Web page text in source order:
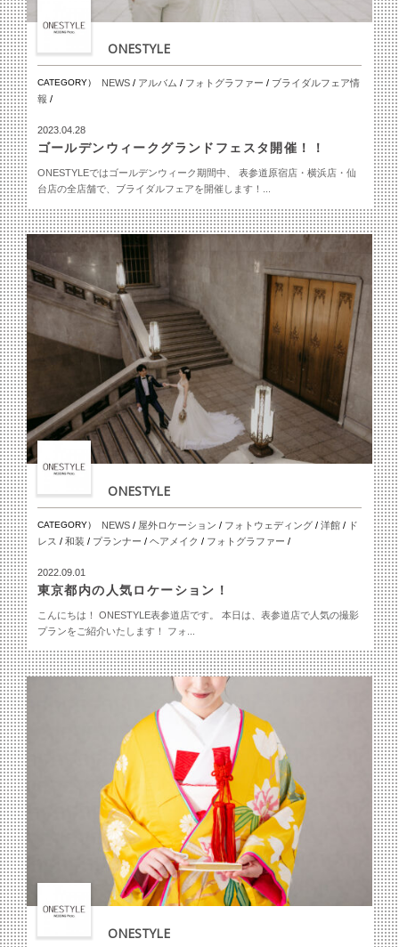
ONESTYLE
CATEGORY） NEWS/ アルバム / フォトグラファー / ブライダルフェア情
報 /
2023.04.28
ゴールデンウィークグランドフェスタ開催！！
ONESTYLEではゴールデンウィーク期間中、 表参道原宿店・横浜店・仙
台店の全店舗で、ブライダルフェアを開催します！...
ONESTYLE
CATEGORY） NEWS/ 屋外ロケーション / フォトウェディング/ 洋館/ ド
レス / 和装 / プランナー / ヘアメイク / フォトグラファー /
2022.09.01
東京都内の人気ロケーション！
こんにちは！ ONESTYLE表参道店です。 本日は、表参道店で人気の撮影
プランをご紹介いたします！ フォ...
ONESTYLE